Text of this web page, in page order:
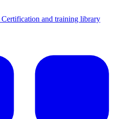
Certification and training library